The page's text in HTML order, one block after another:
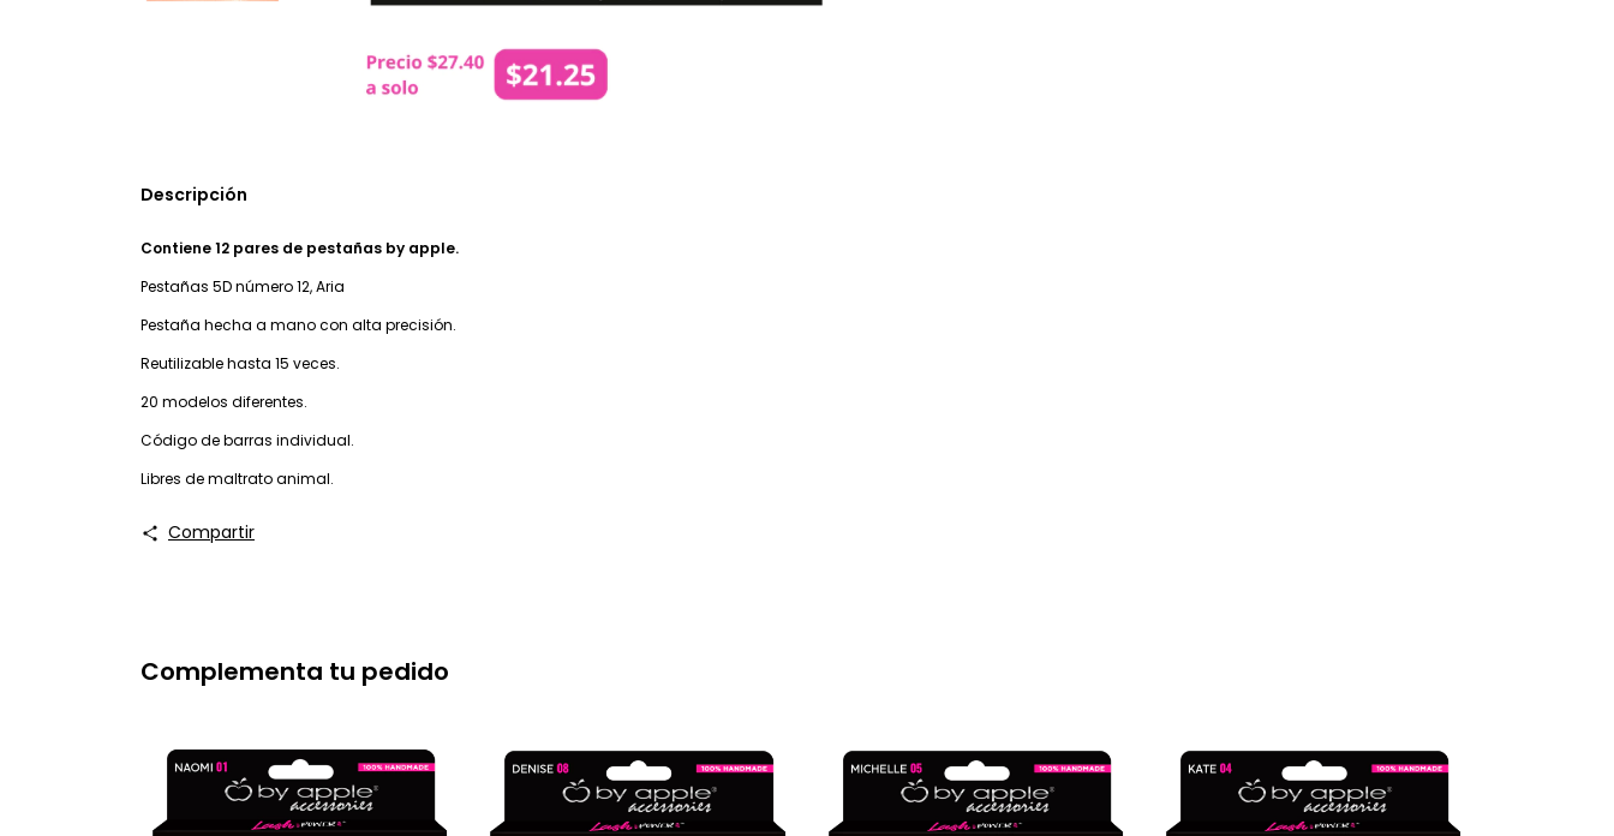
Descripción
Contiene 12 pares de pestañas by apple.
Pestañas 5D número 12, Aria
Pestaña hecha a mano con alta precisión.
Reutilizable hasta 15 veces.
20 modelos diferentes.
Código de barras individual.
Libres de maltrato animal.
Compartir
Complementa tu pedido